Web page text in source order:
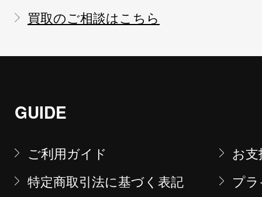
買取のご相談はこちら
GUIDE
ご利用ガイド
お
特定商取引法に基づく表記
プ